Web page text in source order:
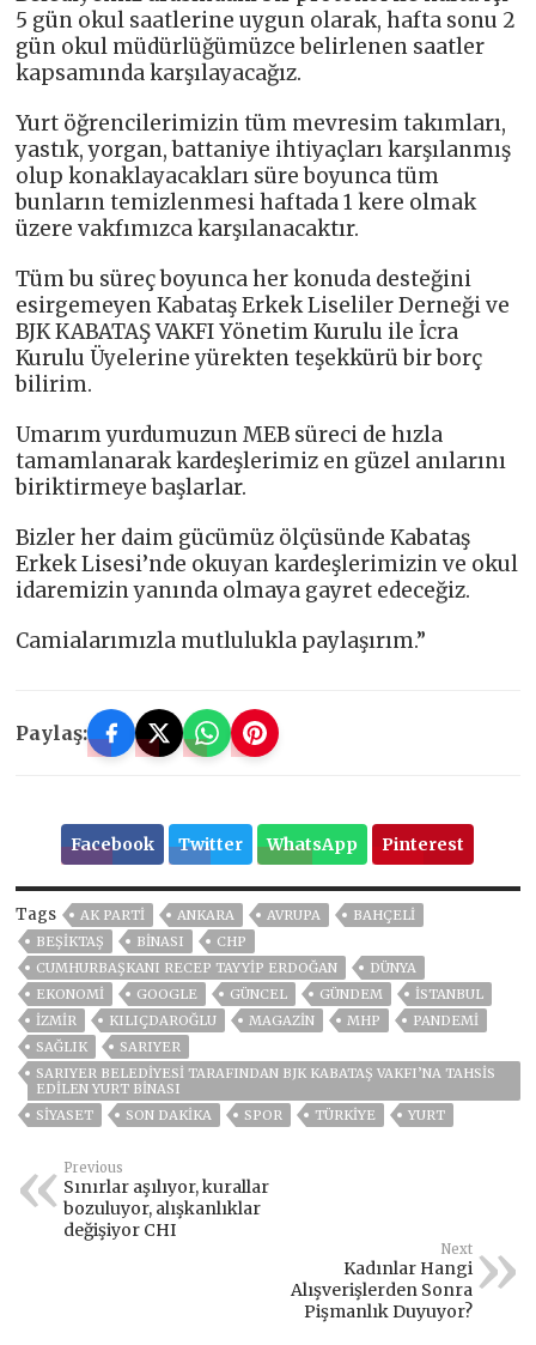
5 gün okul saatlerine uygun olarak, hafta sonu 2
gün okul müdürlüğümüzce belirlenen saatler
kapsamında karşılayacağız.
Yurt öğrencilerimizin tüm mevresim takımları,
yastık, yorgan, battaniye ihtiyaçları karşılanmış
olup konaklayacakları süre boyunca tüm
bunların temizlenmesi haftada 1 kere olmak
üzere vakfımızca karşılanacaktır.
Tüm bu süreç boyunca her konuda desteğini
esirgemeyen Kabataş Erkek Liseliler Derneği ve
BJK KABATAŞ VAKFI Yönetim Kurulu ile İcra
Kurulu Üyelerine yürekten teşekkürü bir borç
bilirim.
Umarım yurdumuzun MEB süreci de hızla
tamamlanarak kardeşlerimiz en güzel anılarını
biriktirmeye başlarlar.
Bizler her daim gücümüz ölçüsünde Kabataş
Erkek Lisesi’nde okuyan kardeşlerimizin ve okul
idaremizin yanında olmaya gayret edeceğiz.
Camialarımızla mutlulukla paylaşırım.”
Paylaş:
Facebook Twitter WhatsApp Pinterest
Tags AK PARTİ ANKARA AVRUPA
BAHÇELİ
BEŞIKTAŞ
BİNASI
CHP
CUMHURBAŞKANI RECEP TAYYIP ERDOĞAN
DÜNYA
EKONOMİ
GOOGLE GÜNCEL GÜNDEM
ISTANBUL
İZMIR
KILIÇDAROĞLU MAGAZİN MHP
PANDEMİ
SAĞLIK
SARIYER
SARIYER BELEDIYESI TARAFINDAN BJK KABATAŞ VAKFI’NA TAHSIS
EDILEN YURT BINASI
SİYASET
SON DAKIKA SPOR TÜRKİYE YURT
Previous
Sınırlar aşılıyor, kurallar
bozuluyor, alışkanlıklar
değişiyor CHI
Next
Kadınlar Hangi
Alışverişlerden Sonra
Pişmanlık Duyuyor?